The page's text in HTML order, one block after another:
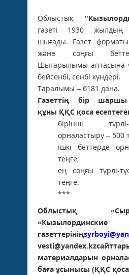
Облыстық
газеті 1930
шығады. Газет
және соңғы беттер
Шығарылымы аптасына
бейсенбі, сенбі күндері.
Таралымы – 6181 дана.
Газеттің бір шаршы
құны ҚҚС қоса
бірінші
орналастыру – 500
ішкі беттерде
теңге;
ең соңғы түрлі-
теңге.
***
Облыстық
газеттерінің
материалдарын
баға ұсынысы (ҚҚС қоса